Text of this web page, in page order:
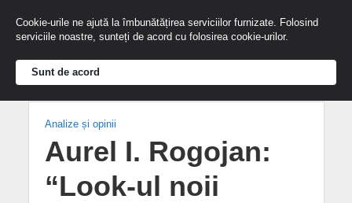
Analize și opinii
Aurel I. Rogojan:
“Look-ul noii
Cookie-urile ne ajută la îmbunătățirea serviciilor furnizate. Folosind
serviciile noastre, sunteți de acord cu folosirea cookie-urilor.
Sunt de acord